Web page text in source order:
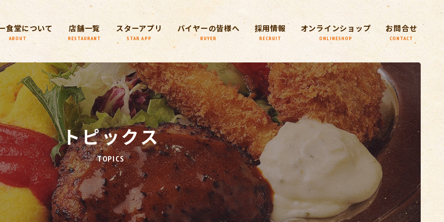
食堂について
ABOUT
店舗一覧
RESTAURANT
スターアプリ
STAR APP
バイヤーの皆様へ
BUYER
採用情報
RECRUIT
オンラインショップ
ONLINESHOP
お問合せ
CONTACT
トピックス
TOPICS